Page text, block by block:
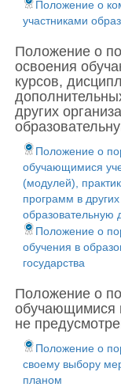
Положение о
участниками
Положение о
освоения
курсов,
других
Положение о
обучающимися
(модулей),
программ в
образовательную
Положение о
обучения в
государства
Положение о
обучающимися
не
Положение о
своему выбору
планом